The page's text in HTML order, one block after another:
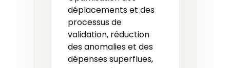
déplacements et des
processus de
validation, réduction
des anomalies et des
dépenses superflues,